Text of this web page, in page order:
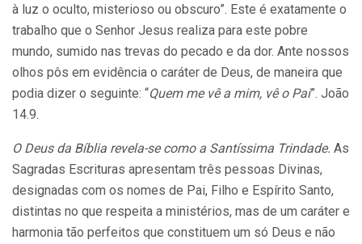
à luz o oculto, misterioso ou obscuro”. Este é exatamente o
trabalho que o Senhor Jesus realiza para este pobre
mundo, sumido nas trevas do pecado e da dor. Ante nossos
olhos pôs em evidência o caráter de Deus, de maneira que
podia dizer o se­guinte: “Quem me vê a mim, vê o Pai”. João
14.9.
O Deus da Bíblia revela-se como a Santíssima Trindade. As
Sagradas Escrituras apresentam três pes­soas Divinas,
designadas com os nomes de Pai, Filho e Espírito Santo,
distintas no que respeita a ministérios, mas de um caráter e
harmonia tão perfeitos que cons­tituem um só Deus e não